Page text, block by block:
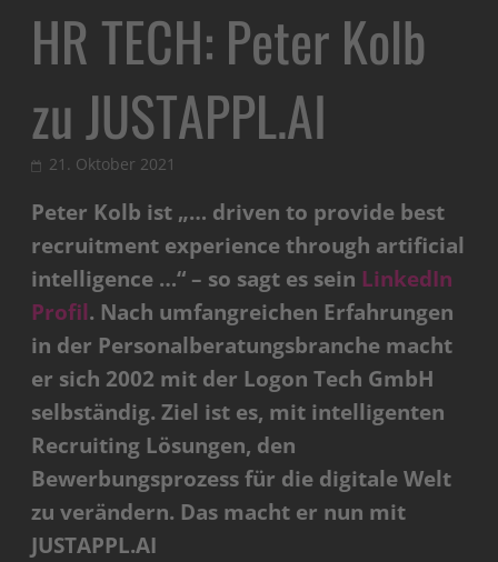
HR TECH: Peter Kolb
zu JUSTAPPL.AI
21. Oktober 2021
Peter Kolb ist „… driven to provide best
recruitment experience through artificial
intelligence …“ – so sagt es sein LinkedIn
Profil. Nach umfangreichen Erfahrungen
in der Personalberatungsbranche macht
er sich 2002 mit der Logon Tech GmbH
selbständig. Ziel ist es, mit intelligenten
Recruiting Lösungen, den
Bewerbungsprozess für die digitale Welt
zu verändern. Das macht er nun mit
JUSTAPPL.AI